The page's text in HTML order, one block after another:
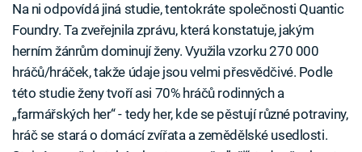
Na ni odpovídá jiná studie, tentokráte společnosti Quantic
Foundry. Ta zveřejnila zprávu, která konstatuje, jakým
herním žánrům dominují ženy. Využila vzorku 270 000
hráčů/hráček, takže údaje jsou velmi přesvědčivé. Podle
této studie ženy tvoří asi 70% hráčů rodinných a
„farmářských her“ - tedy her, kde se pěstují různé potraviny,
hráč se stará o domácí zvířata a zemědělské usedlosti.